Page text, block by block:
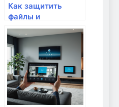
Как защитить
файлы и
документы с
помощью
шифрования дома:
надежные методы
хранения
информации